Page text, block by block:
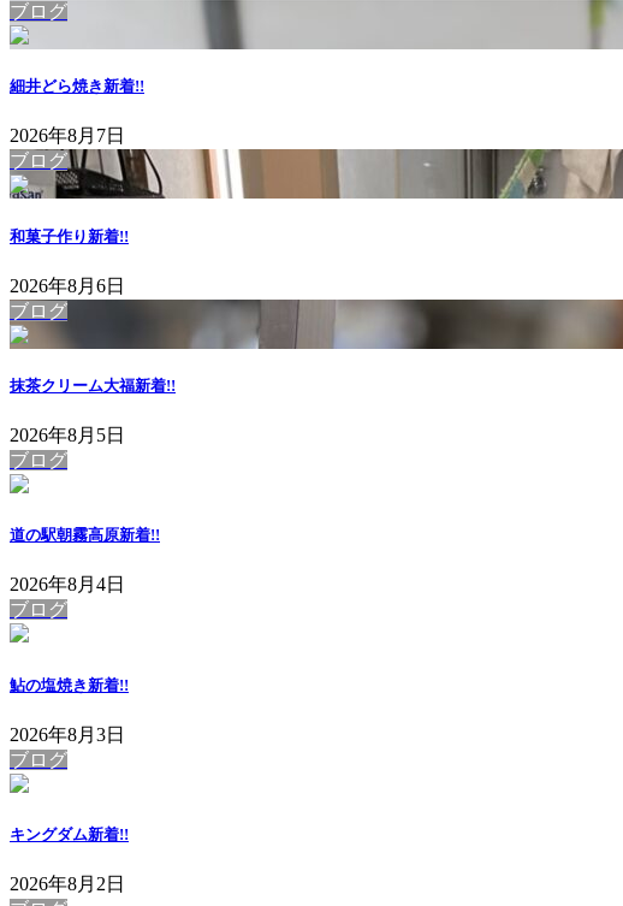
ブログ
細井どら焼き新着!!
2026年8月7日
ブログ
和菓子作り新着!!
2026年8月6日
ブログ
抹茶クリーム大福新着!!
2026年8月5日
ブログ
道の駅朝霧高原新着!!
2026年8月4日
ブログ
鮎の塩焼き新着!!
2026年8月3日
ブログ
キングダム新着!!
2026年8月2日